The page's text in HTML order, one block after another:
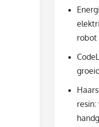
robot